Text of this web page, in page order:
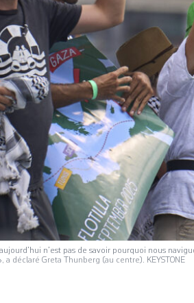
n’est pas de savoir pourquoi nous
a déclaré Greta Thunberg (au centre). KEYSTONE